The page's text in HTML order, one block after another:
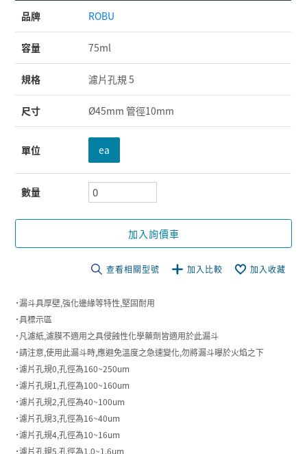
品牌 ROBU
容量 75ml
規格 濾片孔規 5
尺寸 Ø45mm 管徑10mm
單位 ea
數量
加入詢價車
查看相關型號 加入比較 加入收藏
˙漏斗具厚壁,強化邊緣等特性,堅固耐用
˙具標示區
˙凡濾紙,濾膜不適用之具侵蝕性化學藥劑皆適用於此漏斗
˙請注意,使用此漏斗時,應避免溫度之急速變化,勿將漏斗曝於火焰之下
˙濾片孔規0,孔徑為160~250um
˙濾片孔規1,孔徑為100~160um
˙濾片孔規2,孔徑為40~100um
˙濾片孔規3,孔徑為16~40um
˙濾片孔規4,孔徑為10~16um
˙濾片孔規5,孔徑為1.0~1.6um